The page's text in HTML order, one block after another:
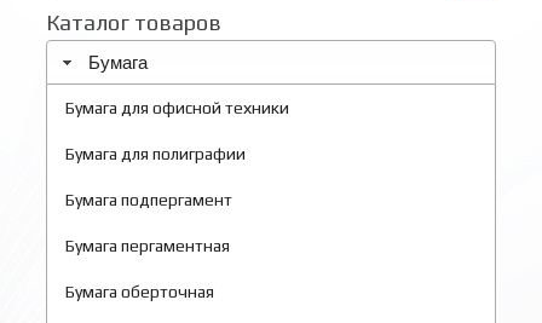
Каталог товаров
Бумага
Бумага для офисной техники
Бумага для полиграфии
Бумага подпергамент
Бумага пергаментная
Бумага оберточная